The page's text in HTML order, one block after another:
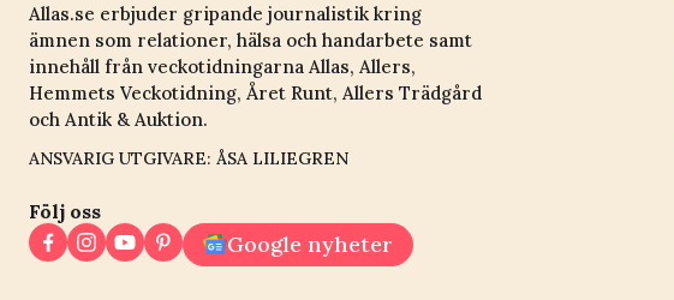
Allas.se erbjuder gripande journalistik kring
ämnen som relationer, hälsa och handarbete samt
innehåll från veckotidningarna Allas, Allers,
Hemmets Veckotidning, Året Runt, Allers Trädgård
och Antik & Auktion.
ANSVARIG UTGIVARE: ÅSA LILIEGREN
Följ oss
Google nyheter